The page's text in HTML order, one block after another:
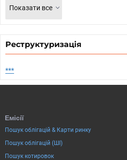
Показати все
Реструктуризація
***
Емісії
Пошук облігацій & Карти ринку
Пошук облігацій (ШІ)
Пошук котировок